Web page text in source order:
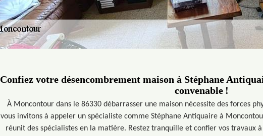
Confiez votre désencombrement maison à Stéphane
convenable !
À Moncontour dans le 86330 débarrasser une maison nécessite des forces
vous invitons à appeler un spécialiste comme Stéphane Antiquaire à
réunit des spécialistes en la matière. Restez tranquille et confier vos travaux